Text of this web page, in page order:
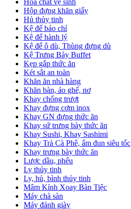
Hộp đựng khăn giấy
Hủ thủy tinh
Kệ để báo chí
Kệ để hành lý
Kệ để ô dù, Thùng đựng dù
Kệ Trưng Bày Buffet
Kẹp gắp thức ăn
Két sắt an toàn
Khăn ăn nhà hàng
Khăn bàn, áo ghế, nơ
Khay chống trượt
Khay đựng cơm inox
Khay GN đựng thức ăn
Khay sứ trưng bày thức ăn
Khay Sushi, Khay Sashimi
Khay Trà Cà Phê, ấm đun siêu tốc
Khay trưng bày thức ăn
Lược dầu, phểu
Ly thủy tinh
Ly, hủ, bình thủy tinh
Mâm Kính Xoay Bàn Tiệc
Máy chà sàn
Máy đánh giày